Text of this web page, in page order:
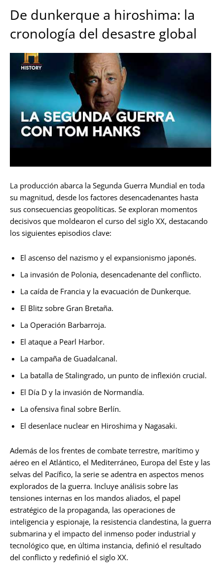
De dunkerque a hiroshima: la
cronología del desastre global
La producción abarca la Segunda Guerra Mundial en toda
su magnitud, desde los factores desencadenantes hasta
sus consecuencias geopolíticas. Se exploran momentos
decisivos que moldearon el curso del siglo XX, destacando
los siguientes episodios clave:
El ascenso del nazismo y el expansionismo japonés.
La invasión de Polonia, desencadenante del conflicto.
La caída de Francia y la evacuación de Dunkerque.
El Blitz sobre Gran Bretaña.
La Operación Barbarroja.
El ataque a Pearl Harbor.
La campaña de Guadalcanal.
La batalla de Stalingrado, un punto de inflexión crucial.
El Día D y la invasión de Normandía.
La ofensiva final sobre Berlín.
El desenlace nuclear en Hiroshima y Nagasaki.
Además de los frentes de combate terrestre, marítimo y
aéreo en el Atlántico, el Mediterráneo, Europa del Este y las
selvas del Pacífico, la serie se adentra en aspectos menos
explorados de la guerra. Incluye análisis sobre las
tensiones internas en los mandos aliados, el papel
estratégico de la propaganda, las operaciones de
inteligencia y espionaje, la resistencia clandestina, la guerra
submarina y el impacto del inmenso poder industrial y
tecnológico que, en última instancia, definió el resultado
del conflicto y redefinió el siglo XX.